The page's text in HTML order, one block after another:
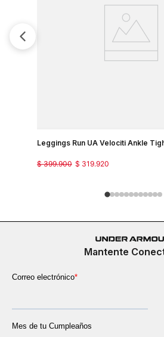
Leggings Run UA Velociti Ankle
$ 319.920
$ 399.900
Mantente